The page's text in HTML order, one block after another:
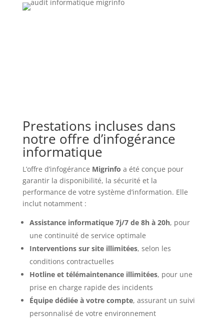
Prestations incluses dans
notre offre d’infogérance
informatique
L’offre d’infogérance Migrinfo a été conçue pour
garantir la disponibilité, la sécurité et la
performance de votre système d’information. Elle
inclut notamment :
Assistance informatique 7j/7 de 8h à 20h, pour
une continuité de service optimale
Interventions sur site illimitées, selon les
conditions contractuelles
Hotline et télémaintenance illimitées, pour une
prise en charge rapide des incidents
Équipe dédiée à votre compte, assurant un suivi
personnalisé de votre environnement